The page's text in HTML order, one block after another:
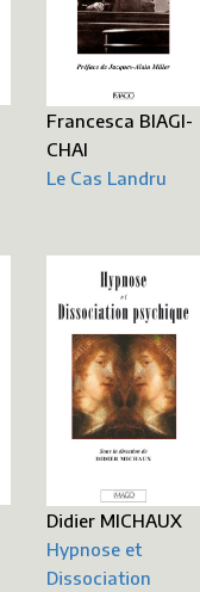
Francesca BIAGI-
CHAI
Le Cas Landru
Didier MICHAUX
Hypnose et
Dissociation